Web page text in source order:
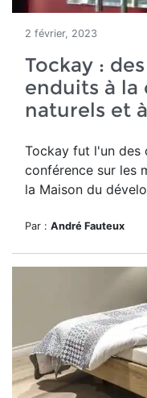
2 février, 2023
Tockay :
enduits à la
naturels et
Tockay fut l'un des
conférence sur les
la Maison du
Par : André Fauteux